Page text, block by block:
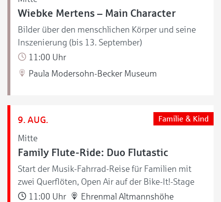
Wiebke Mertens – Main Character
Bilder über den menschlichen Körper und seine
Inszenierung (bis 13. September)
11:00 Uhr
Paula Modersohn-Becker Museum
9. AUG.
Mitte
Familie & Kind
Family Flute-Ride: Duo Flutastic
Start der Musik-Fahrrad-Reise für Familien mit
zwei Querflöten, Open Air auf der Bike-It!-Stage
11:00 Uhr
Ehrenmal Altmannshöhe